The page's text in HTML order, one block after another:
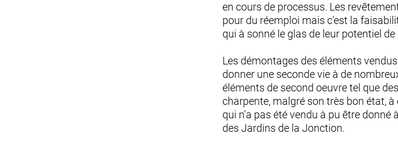
en cours de processus. Les
pour du réemploi mais c'est la
qui à sonné le glas de leur potentiel de
Les démontages des éléments
donner une seconde vie à de
éléments de second oeuvre tel que
charpente, malgré son très bon état,
qui n'a pas été vendu à pu être donné
des Jardins de la Jonction.